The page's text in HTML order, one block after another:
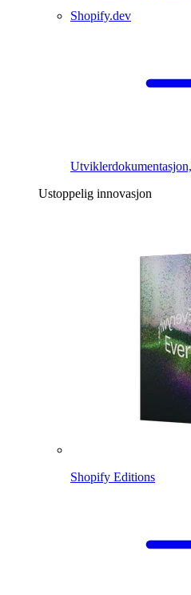
Shopify.dev
Ustoppelig innovasjon
Shopify Editions